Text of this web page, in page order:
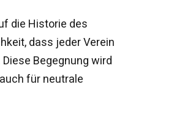
die Historie des
dass jeder Verein
Begegnung wird
für neutrale